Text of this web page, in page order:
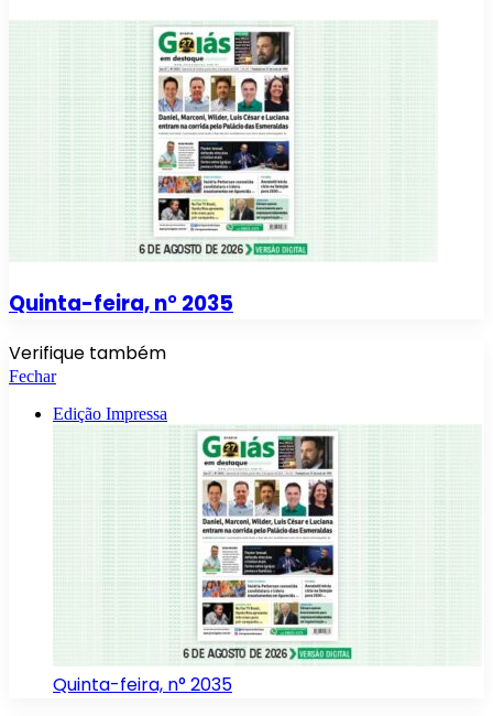
Quinta-feira, n° 2035
Verifique também
Fechar
Edição Impressa
Quinta-feira, n° 2035